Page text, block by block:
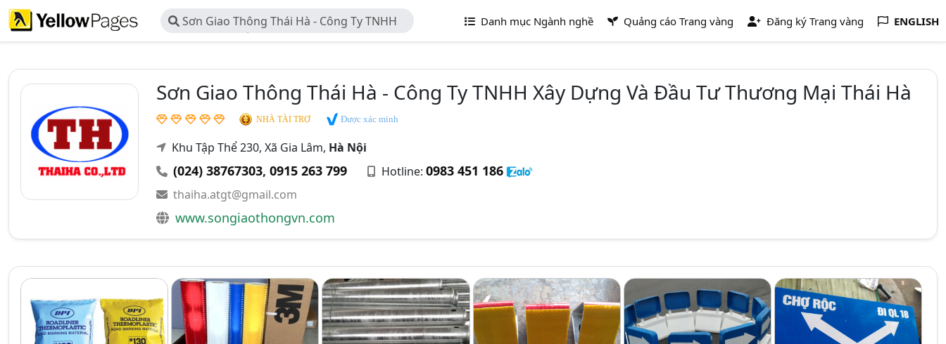
Sơn Giao Thông Thái Hà - Công Ty TNHH
Xây Dựng Và Đầu Tư Thương Mại Thái Hà
Danh mục Ngành nghề Quảng cáo Trang vàng Đăng ký Trang vàng ENGLISH
Sơn Giao Thông Thái Hà - Công Ty TNHH Xây Dựng Và Đầu Tư Thương Mại Thái Hà
NHÀ TÀI TRỢ Được xác minh
Khu Tập Thể 230, Xã Gia Lâm, Hà Nội
(024) 38767303, 0915 263 799 Hotline: 0983 451 186
thaiha.atgt@gmail.com
www.songiaothongvn.com